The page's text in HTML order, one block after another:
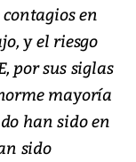
en
y el riesgo
por sus siglas
mayoría
han sido en
sido